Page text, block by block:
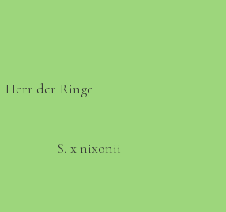
Herr der Ringe
S. x nixonii